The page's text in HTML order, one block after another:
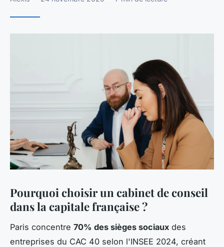
Pourquoi choisir un cabinet de conseil
dans la capitale française ?
Paris concentre 70% des sièges sociaux des
entreprises du CAC 40 selon l'INSEE 2024, créant